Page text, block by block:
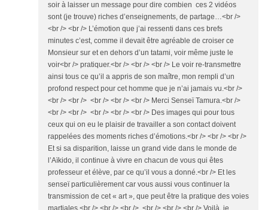
soir à laisser un message pour dire combien ces 2 vidéos
sont (je trouve) riches d’enseignements, de partage…<br />
<br /> <br /> L’émotion que j’ai ressenti dans ces brefs
minutes c’est, comme il devait être agréable de croiser ce
Monsieur sur et en dehors d’un tatami, voir même juste le
voir<br /> pratiquer.<br /> <br /> <br /> Le voir re-transmettre
ainsi tous ce qu’il a appris de son maître, mon rempli d’un
profond respect pour cet homme que je n’ai jamais vu.<br />
<br /> <br /> <br /> <br /> <br /> Merci Senseï Tamura.<br />
<br /> <br /> <br /> <br /> <br /> Des images qui pour tous
ceux qui on eu le plaisir de travailler a son contact doivent
rappelées des moments riches d’émotions.<br /> <br /> <br />
Et si sa disparition, laisse un grand vide dans le monde de
l’Aïkido, il continue à vivre en chacun de vous qui êtes
professeur et élève, par ce qu’il vous a donné.<br /> Et les
senseï particulièrement car vous aussi vous continuer la
transmission de cet « art », que peut être la pratique des voies
martiales.<br /> <br /> <br /> <br /> <br /> <br /> Voilà, je